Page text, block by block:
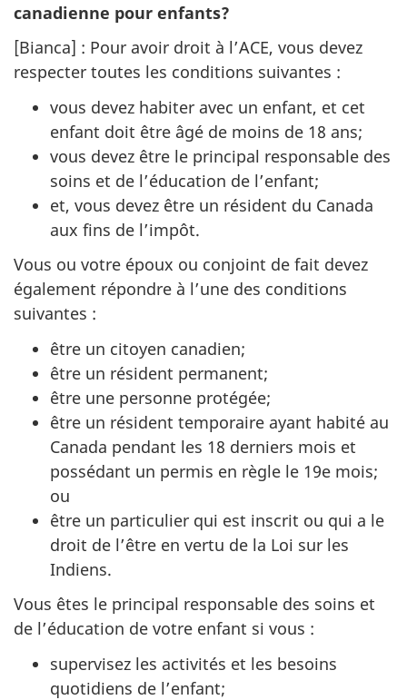
canadienne pour enfants?
[Bianca] : Pour avoir droit à l’ACE, vous devez
respecter toutes les conditions suivantes :
vous devez habiter avec un enfant, et cet
enfant doit être âgé de moins de 18 ans;
vous devez être le principal responsable des
soins et de l’éducation de l’enfant;
et, vous devez être un résident du Canada
aux fins de l’impôt.
Vous ou votre époux ou conjoint de fait devez
également répondre à l’une des conditions
suivantes :
être un citoyen canadien;
être un résident permanent;
être une personne protégée;
être un résident temporaire ayant habité au
Canada pendant les 18 derniers mois et
possédant un permis en règle le 19e mois;
ou
être un particulier qui est inscrit ou qui a le
droit de l’être en vertu de la Loi sur les
Indiens.
Vous êtes le principal responsable des soins et
de l’éducation de votre enfant si vous :
supervisez les activités et les besoins
quotidiens de l’enfant;